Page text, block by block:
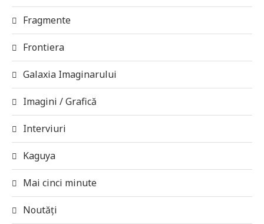
Fragmente
Frontiera
Galaxia Imaginarului
Imagini / Grafică
Interviuri
Kaguya
Mai cinci minute
Noutăți